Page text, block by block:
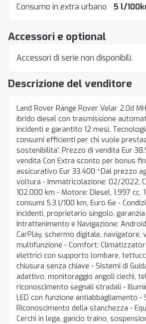
Descrizione del venditore
Land Rover Range Rover Velar 2.0d
ibrido diesel con trasmissione
incidenti e garantito 12 mesi.
consumi efficienti per chi vuole
sostenibilita'. Prezzo di vendita Eur
vendita Con Extra sconto per bonus
assicurativo Eur 33.400 *Dal prezzo
voltura - Immatricolazione: 02/2022,
102.000 km - Motore: Diesel, 1.997 cc,
consumi 5,3 l/100 km, Euro 6e -
incidenti, proprietario singolo, garanzia
Intrattenimento e Navigazione:
CarPlay, schermo digitale, navigatore,
multifunzione - Comfort:
elettrici con supporto lombare,
chiusura senza chiave - Sistemi di
adattivo, monitoraggio angoli ciechi,
riconoscimento segnali stradali -
LED con funzione antiabbagliamento -
Riconoscimento della stanchezza -
Cerchi in lega, gancio traino,
Accessori e optional
Accessori di serie non disponibili.
Consumo in extra urbano
5 l/